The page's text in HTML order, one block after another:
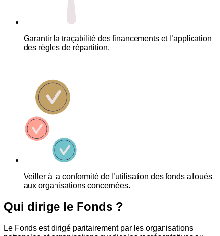
Garantir la traçabilité des financements et l’application
des règles de répartition.
Veiller à la conformité de l’utilisation des fonds alloués
aux organisations concernées.
Qui dirige le Fonds ?
Le Fonds est dirigé paritairement par les organisations